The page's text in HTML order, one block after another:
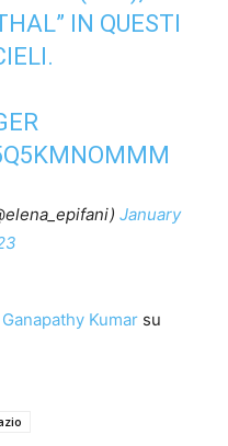
IN QUESTI
January
Ganapathy Kumar su